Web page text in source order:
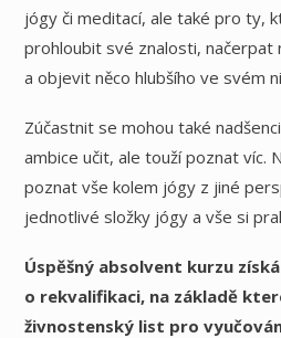
jógy či meditací, ale také pro ty,
prohloubit své znalosti, načerpat
a objevit něco hlubšího ve svém
Zúčastnit se mohou také
ambice učit, ale touží poznat víc.
poznat vše kolem jógy z jiné
jednotlivé složky jógy a vše si
Úspěšný absolvent kurzu
o rekvalifikaci, na základě
živnostenský list pro